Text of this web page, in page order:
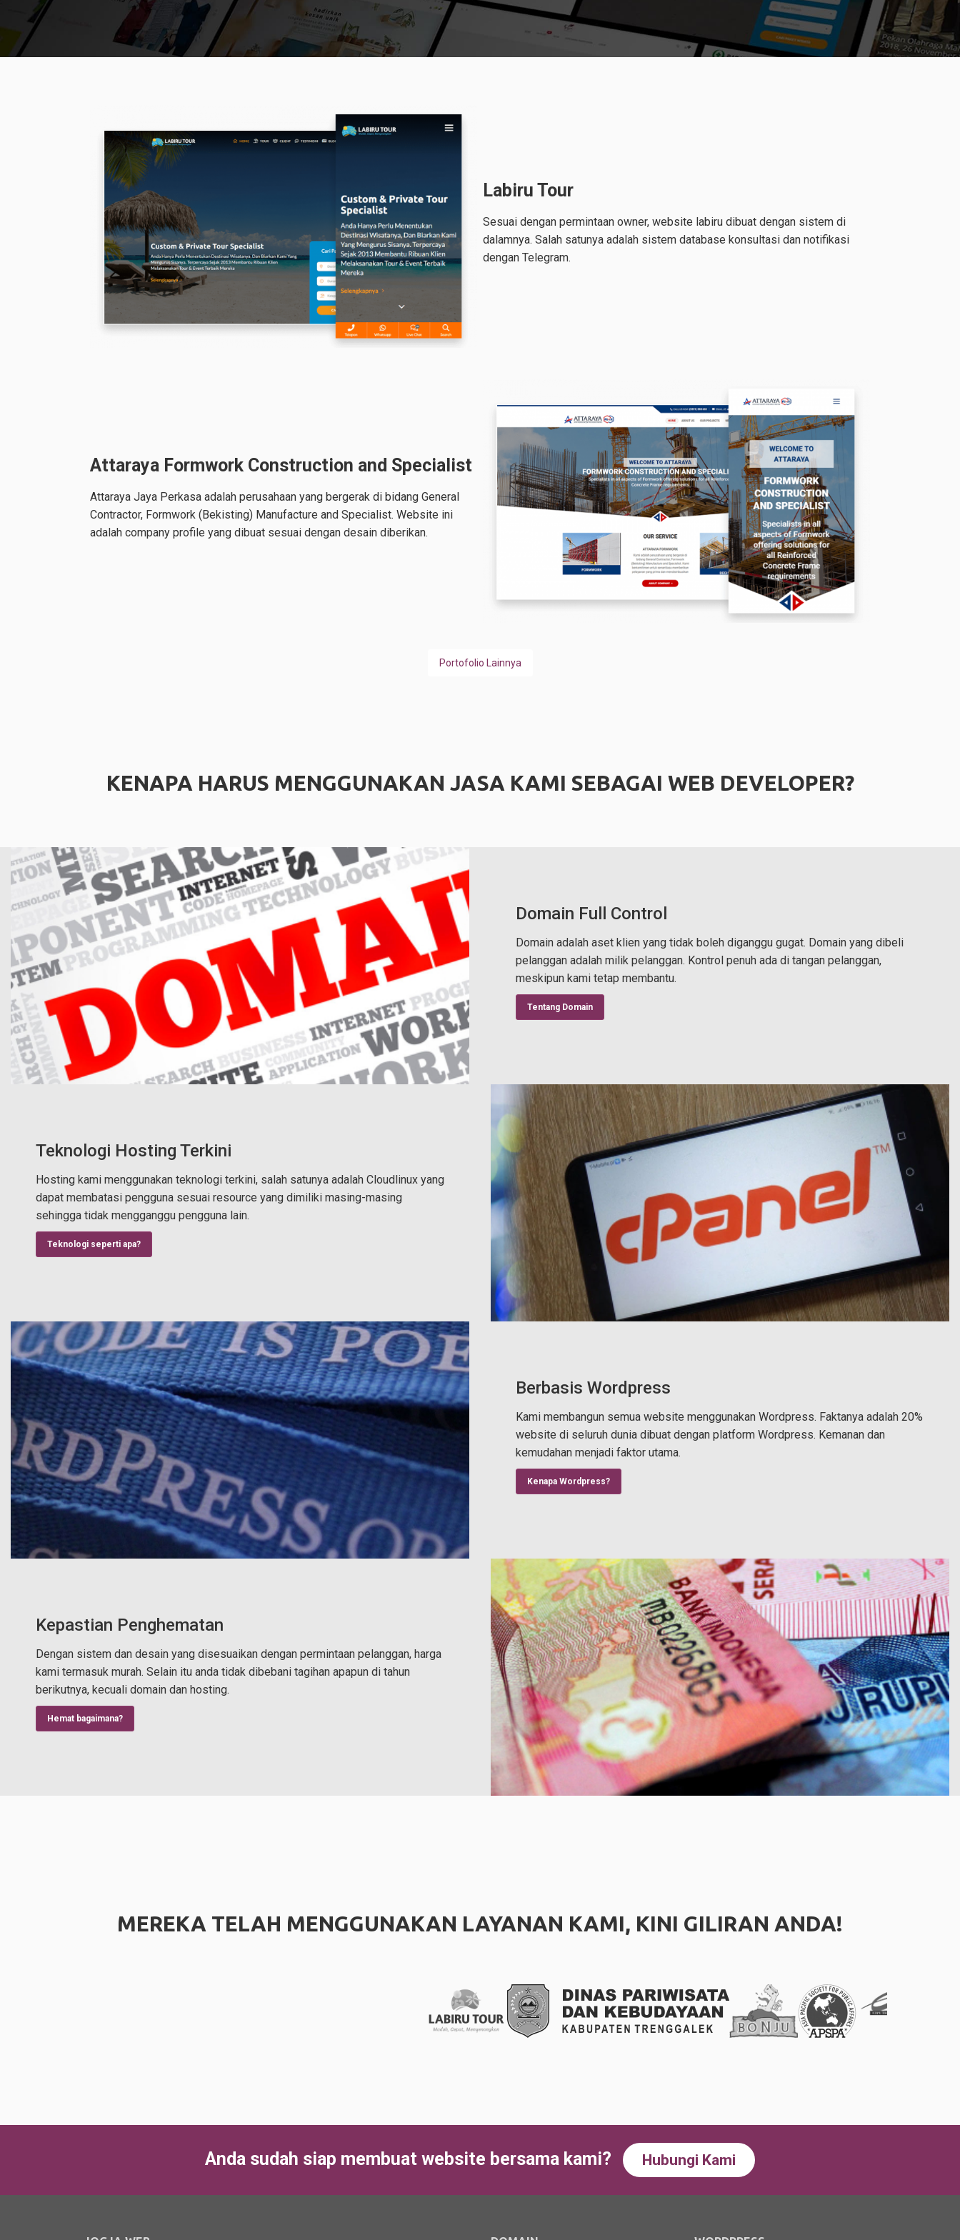
Labiru Tour
Sesuai dengan permintaan owner, website labiru dibuat dengan sistem di
dalamnya. Salah satunya adalah sistem database konsultasi dan notifikasi
dengan Telegram.
Attaraya Formwork Construction and Specialist
Attaraya Jaya Perkasa adalah perusahaan yang bergerak di bidang General
Contractor, Formwork (Bekisting) Manufacture and Specialist. Website ini
adalah company profile yang dibuat sesuai dengan desain diberikan.
Portofolio Lainnya
KENAPA HARUS MENGGUNAKAN JASA KAMI SEBAGAI WEB DEVELOPER?
Domain Full Control
Domain adalah aset klien yang tidak boleh diganggu gugat. Domain yang dibeli
pelanggan adalah milik pelanggan. Kontrol penuh ada di tangan pelanggan,
meskipun kami tetap membantu.
Tentang Domain
Teknologi Hosting Terkini
Hosting kami menggunakan teknologi terkini, salah satunya adalah Cloudlinux yang
dapat membatasi pengguna sesuai resource yang dimiliki masing-masing
sehingga tidak mengganggu pengguna lain.
Teknologi seperti apa?
Berbasis Wordpress
Kami membangun semua website menggunakan Wordpress. Faktanya adalah 20%
website di seluruh dunia dibuat dengan platform Wordpress. Kemanan dan
kemudahan menjadi faktor utama.
Kenapa Wordpress?
Kepastian Penghematan
Dengan sistem dan desain yang disesuaikan dengan permintaan pelanggan, harga
kami termasuk murah. Selain itu anda tidak dibebani tagihan apapun di tahun
berikutnya, kecuali domain dan hosting.
Hemat bagaimana?
MEREKA TELAH MENGGUNAKAN LAYANAN KAMI, KINI GILIRAN ANDA!
Anda sudah siap membuat website bersama kami? Hubungi Kami